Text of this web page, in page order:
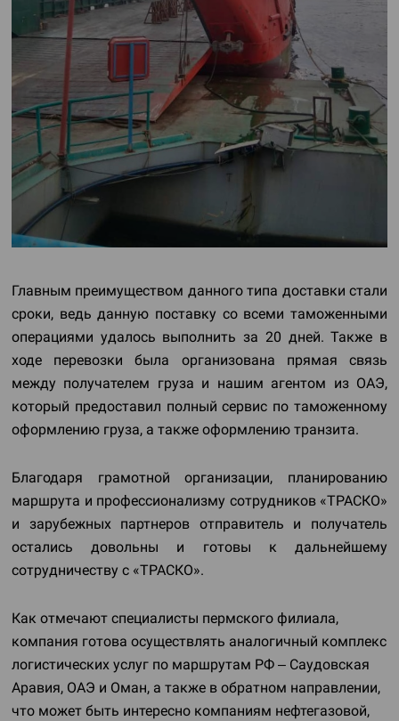
Главным преимуществом данного типа доставки стали
сроки, ведь данную поставку со всеми таможенными
операциями удалось выполнить за 20 дней. Также в
ходе перевозки была организована прямая связь
между получателем груза и нашим агентом из ОАЭ,
который предоставил полный сервис по таможенному
оформлению груза, а также оформлению транзита.
Благодаря грамотной организации, планированию
маршрута и профессионализму сотрудников «ТРАСКО»
и зарубежных партнеров отправитель и получатель
остались довольны и готовы к дальнейшему
сотрудничеству с «ТРАСКО».
Как отмечают специалисты пермского филиала,
компания готова осуществлять аналогичный комплекс
логистических услуг по маршрутам РФ – Саудовская
Аравия, ОАЭ и Оман, а также в обратном направлении,
что может быть интересно компаниям нефтегазовой,